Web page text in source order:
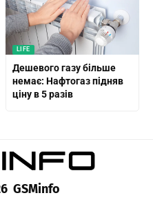
LIFE
Дешевого газу більше
немає: Нафтогаз підняв
ціну в 5 разів
GSMinfo